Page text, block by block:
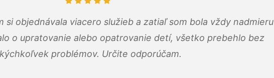
si objednávala viacero služieb a zatiaľ som bola vždy nadmieru
o upratovanie alebo opatrovanie detí, všetko prebehlo bez
problémov. Určite odporúčam.